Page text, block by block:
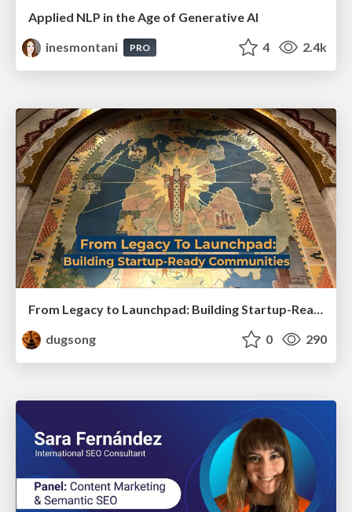
Applied NLP in the Age of Generative AI
inesmontani
PRO 4 2.4k
From Legacy to Launchpad: Building Startup-Ready Communities
dugsong
0 290